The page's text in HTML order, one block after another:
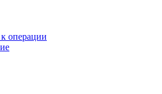
операции